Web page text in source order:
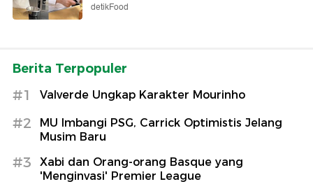
detikFood
Berita Terpopuler
#1 Valverde Ungkap Karakter Mourinho
#2
MU Imbangi PSG, Carrick Optimistis Jelang
Musim Baru
#3
Xabi dan Orang-orang Basque yang
'Menginvasi' Premier League